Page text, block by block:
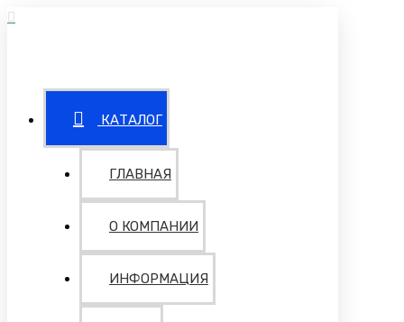
КАТАЛОГ
ГЛАВНАЯ
О КОМПАНИИ
ИНФОРМАЦИЯ